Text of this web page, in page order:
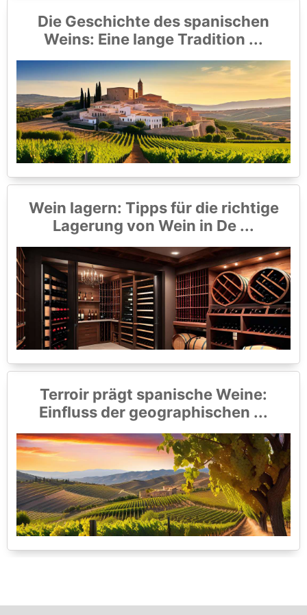
Die Geschichte des spanischen
Weins: Eine lange Tradition ...
Wein lagern: Tipps für die richtige
Lagerung von Wein in De ...
Terroir prägt spanische Weine:
Einfluss der geographischen ...